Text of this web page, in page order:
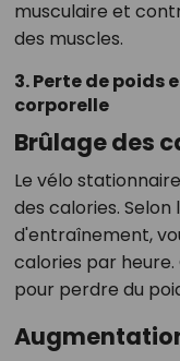
musculaire et
des muscles.
3. Perte de poids
corporelle
Brûlage des
Le vélo
des calories.
d'entraînement,
calories par
pour perdre du